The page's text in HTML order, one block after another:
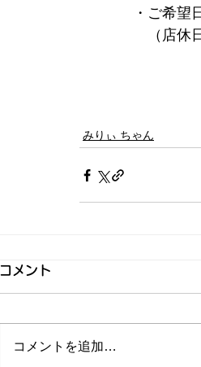
・ご希望
（店休日
みりぃ ちゃん
コメント
コメントを追加…